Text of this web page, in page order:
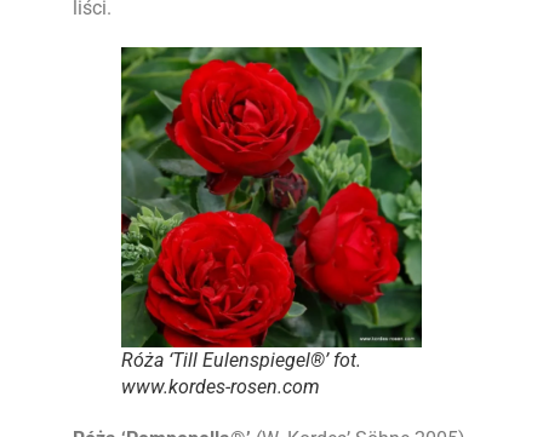
liści.
Róża ‘Till Eulenspiegel®’ fot.
www.kordes-rosen.com